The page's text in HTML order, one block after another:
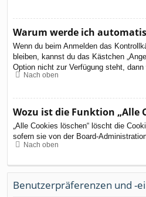
Warum werde ich
Wenn du beim Anmelden das
bleiben, kannst du das Kästchen
Option nicht zur Verfügung steht,
Nach oben
Wozu ist die Funktion „Alle
„Alle Cookies löschen“ löscht die
sofern sie von der Board-
Nach oben
Benutzerpräferenzen und -